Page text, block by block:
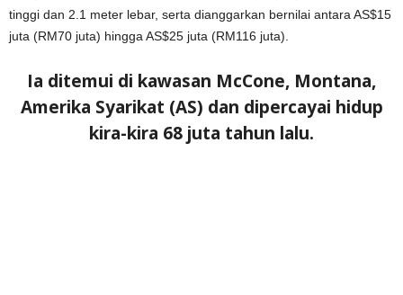
tinggi dan 2.1 meter lebar, serta dianggarkan bernilai antara AS$15
juta (RM70 juta) hingga AS$25 juta (RM116 juta).
Ia ditemui di kawasan McCone, Montana,
Amerika Syarikat (AS) dan dipercayai hidup
kira-kira 68 juta tahun lalu.